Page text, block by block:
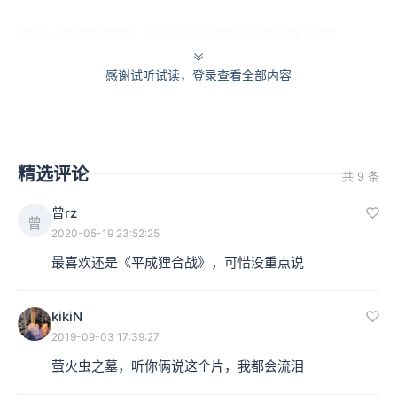
3000：那个时候电影正在从实拍动画，电视这几方面正在
3000：接下来要怎么样了？
3000：对。他们那个时候就是要传达自己的左派思想，所
有的文艺阵线都是左派的，所以他们就想进入这样的地方
感谢试听试读，登录查看全部内容
精选评论 共 9 条
曾
曾rz
2020-05-19 23:52:25
最喜欢还是《平成狸合战》，可惜没重点说
kikiN
2019-09-03 17:39:27
萤火虫之墓，听你俩说这个片，我都会流泪